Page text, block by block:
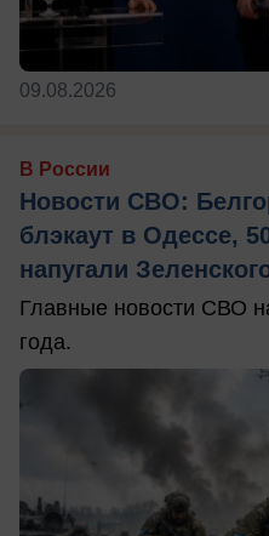
09.08.2026
В России
Новости СВО:
блэкаут в Одессе,
напугали
Главные новости СВО
года.